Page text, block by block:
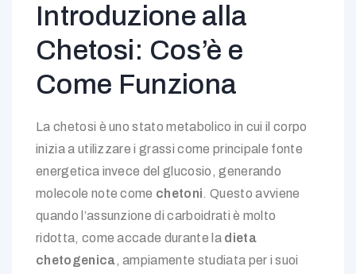
Introduzione alla
Chetosi: Cos’è e
Come Funziona
La chetosi è uno stato metabolico in cui il corpo
inizia a utilizzare i grassi come principale fonte
energetica invece del glucosio, generando
molecole note come chetoni. Questo avviene
quando l’assunzione di carboidrati è molto
ridotta, come accade durante la dieta
chetogenica, ampiamente studiata per i suoi